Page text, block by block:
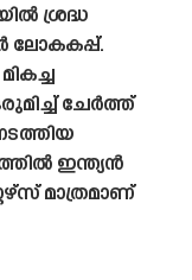
ശ്രദ്ധ
ലോകകപ്പ്.
ചേർത്ത്
ഇന്ത്യൻ
മാത്രമാണ്